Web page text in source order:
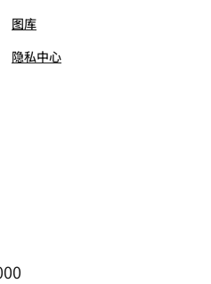
图库
隐私中心